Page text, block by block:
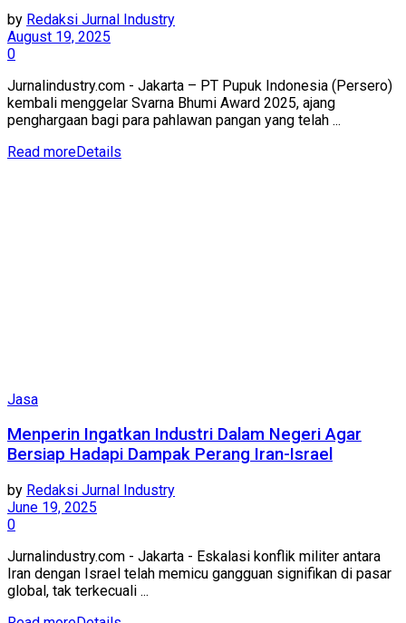
by Redaksi Jurnal Industry
August 19, 2025
0
Jurnalindustry.com - Jakarta – PT Pupuk Indonesia (Persero)
kembali menggelar Svarna Bhumi Award 2025, ajang
penghargaan bagi para pahlawan pangan yang telah ...
Read moreDetails
Jasa
Menperin Ingatkan Industri Dalam Negeri Agar
Bersiap Hadapi Dampak Perang Iran-Israel
by Redaksi Jurnal Industry
June 19, 2025
0
Jurnalindustry.com - Jakarta - Eskalasi konflik militer antara
Iran dengan Israel telah memicu gangguan signifikan di pasar
global, tak terkecuali ...